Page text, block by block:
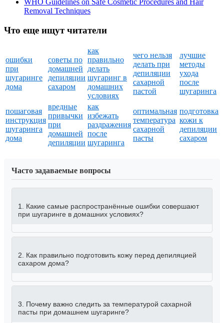
WHO Guidelines on Safe Cosmetic Procedures and Hair
Removal Techniques
Что еще ищут читатели
ошибки
при
шугаринге
дома
советы по
домашней
депиляции
сахаром
как
правильно
делать
шугаринг в
домашних
условиях
чего нельзя
делать при
депиляции
сахарной
пастой
лучшие
методы
ухода
после
шугаринга
пошаговая
инструкция
шугаринга
дома
вредные
привычки
при
домашней
депиляции
как
избежать
раздражения
после
шугаринга
оптимальная
температура
сахарной
пасты
подготовка
кожи к
депиляции
сахаром
Часто задаваемые вопросы
1. Какие самые распространённые ошибки совершают
при шугаринге в домашних условиях?
2. Как правильно подготовить кожу перед депиляцией
сахаром дома?
3. Почему важно следить за температурой сахарной
пасты при домашнем шугаринге?